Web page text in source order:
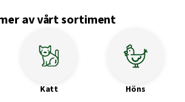
av vårt sortiment
Katt Höns